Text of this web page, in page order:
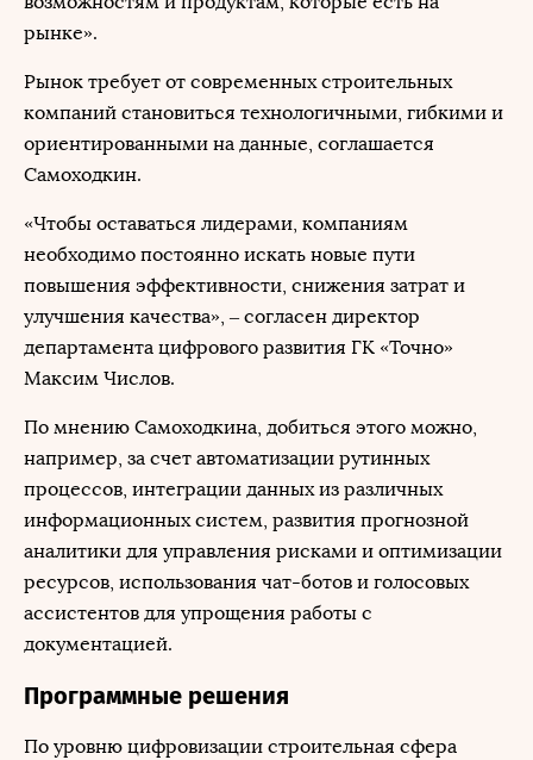
рынке».
Рынок требует от современных строительных
компаний становиться технологичными, гибкими и
ориентированными на данные, соглашается
Самоходкин.
«Чтобы оставаться лидерами, компаниям
необходимо постоянно искать новые пути
повышения эффективности, снижения затрат и
улучшения качества», – согласен директор
департамента цифрового развития ГК «Точно»
Максим Числов.
По мнению Самоходкина, добиться этого можно,
например, за счет автоматизации рутинных
процессов, интеграции данных из различных
информационных систем, развития прогнозной
аналитики для управления рисками и оптимизации
ресурсов, использования чат-ботов и голосовых
ассистентов для упрощения работы с
документацией.
Программные решения
По уровню цифровизации строительная сфера